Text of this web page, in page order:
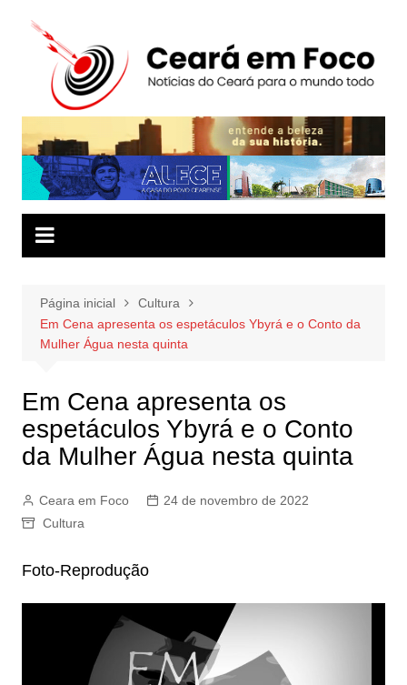
conteúdo
Página inicial
Cultura
Em Cena apresenta os espetáculos Ybyrá e o Conto da
Mulher Água nesta quinta
Em Cena apresenta os
espetáculos Ybyrá e o Conto
da Mulher Água nesta quinta
Ceara em Foco
24 de novembro de 2022
Cultura
Foto-Reprodução